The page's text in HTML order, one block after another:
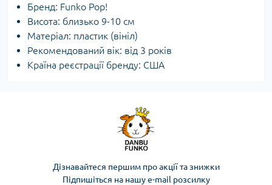
Бренд: Funko Pop!
Висота: близько 9-10 см
Матеріал: пластик (вініл)
Рекомендований вік: від 3 років
Країна реєстрації бренду: США
Дізнавайтеся першим про акції та знижки
Підпишіться на нашу e-mail розсилку